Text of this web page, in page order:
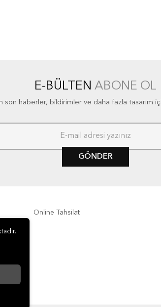
E-BÜLTEN ABONE OL
son haberler, bildirimler ve daha fazla tasarım
GÖNDER
Online Tahsilat